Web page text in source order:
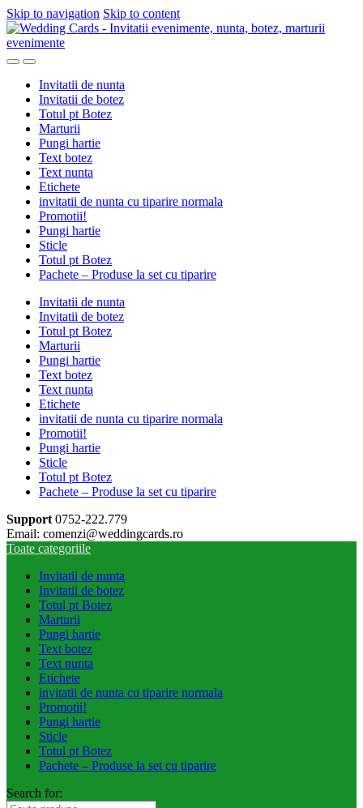
Skip to navigation Skip to content
Invitatii de nunta
Invitatii de botez
Totul pt Botez
Marturii
Pungi hartie
Text botez
Text nunta
Etichete
invitatii de nunta cu tiparire normala
Promotii!
Pungi hartie
Sticle
Totul pt Botez
Pachete – Produse la set cu tiparire
Invitatii de nunta
Invitatii de botez
Totul pt Botez
Marturii
Pungi hartie
Text botez
Text nunta
Etichete
invitatii de nunta cu tiparire normala
Promotii!
Pungi hartie
Sticle
Totul pt Botez
Pachete – Produse la set cu tiparire
Support 0752-222.779
Email: comenzi@weddingcards.ro
Toate categoriile
Invitatii de nunta
Invitatii de botez
Totul pt Botez
Marturii
Pungi hartie
Text botez
Text nunta
Etichete
invitatii de nunta cu tiparire normala
Promotii!
Pungi hartie
Sticle
Totul pt Botez
Pachete – Produse la set cu tiparire
Search for: